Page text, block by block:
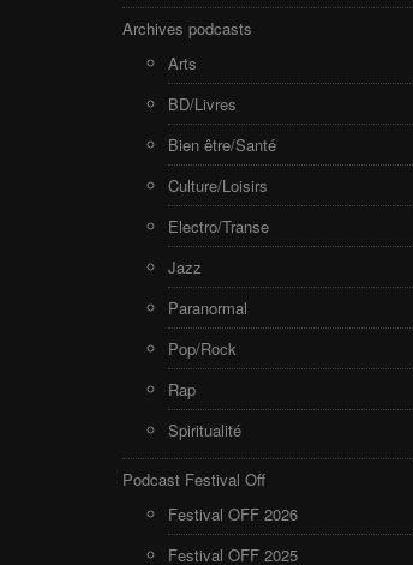
Archives podcasts
Arts
BD/Livres
Bien être/Santé
Culture/Loisirs
Electro/Transe
Jazz
Paranormal
Pop/Rock
Rap
Spiritualité
Podcast Festival Off
Festival OFF 2026
Festival OFF 2025